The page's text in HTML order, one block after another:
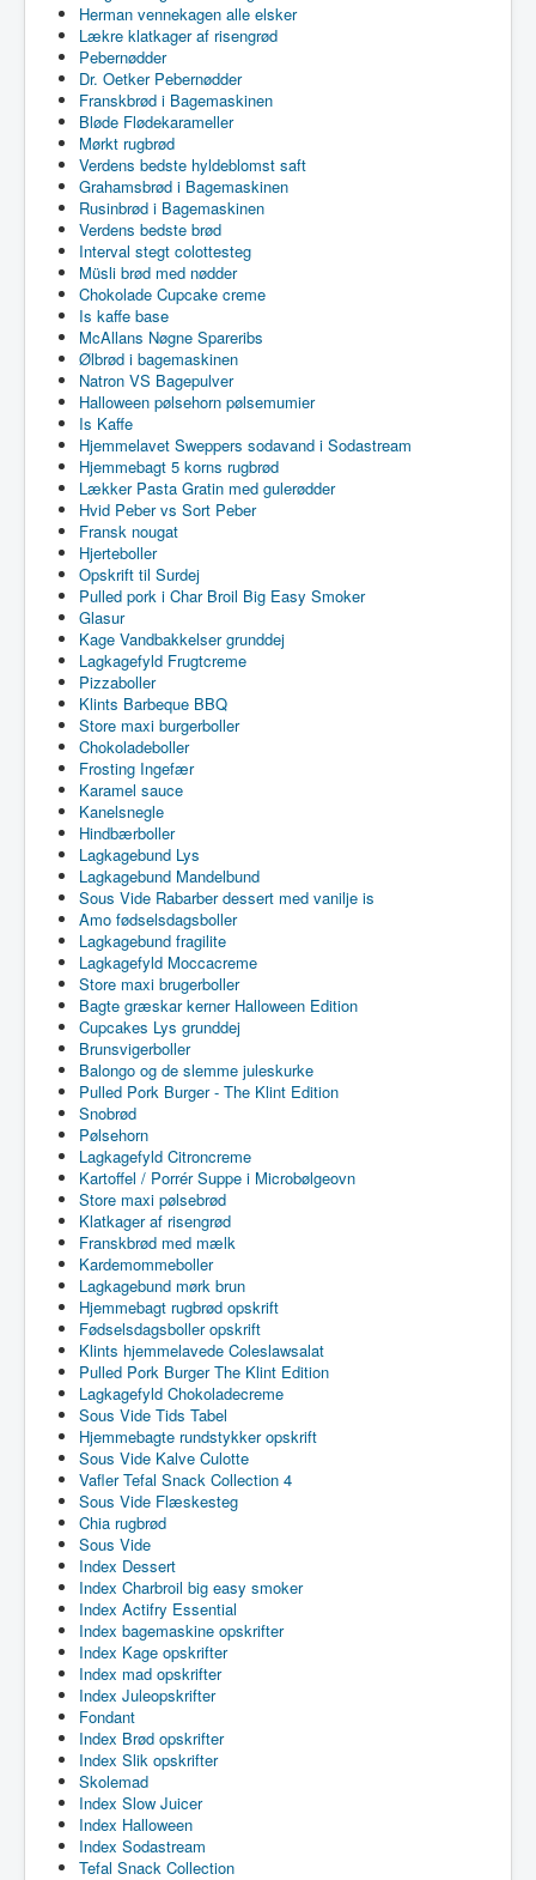
Herman vennekagen alle elsker
Lækre klatkager af risengrød
Pebernødder
Dr. Oetker Pebernødder
Franskbrød i Bagemaskinen
Bløde Flødekarameller
Mørkt rugbrød
Verdens bedste hyldeblomst saft
Grahamsbrød i Bagemaskinen
Rusinbrød i Bagemaskinen
Verdens bedste brød
Interval stegt colottesteg
Müsli brød med nødder
Chokolade Cupcake creme
Is kaffe base
McAllans Nøgne Spareribs
Ølbrød i bagemaskinen
Natron VS Bagepulver
Halloween pølsehorn pølsemumier
Is Kaffe
Hjemmelavet Sweppers sodavand i Sodastream
Hjemmebagt 5 korns rugbrød
Lækker Pasta Gratin med gulerødder
Hvid Peber vs Sort Peber
Fransk nougat
Hjerteboller
Opskrift til Surdej
Pulled pork i Char Broil Big Easy Smoker
Glasur
Kage Vandbakkelser grunddej
Lagkagefyld Frugtcreme
Pizzaboller
Klints Barbeque BBQ
Store maxi burgerboller
Chokoladeboller
Frosting Ingefær
Karamel sauce
Kanelsnegle
Hindbærboller
Lagkagebund Lys
Lagkagebund Mandelbund
Sous Vide Rabarber dessert med vanilje is
Amo fødselsdagsboller
Lagkagebund fragilite
Lagkagefyld Moccacreme
Store maxi brugerboller
Bagte græskar kerner Halloween Edition
Cupcakes Lys grunddej
Brunsvigerboller
Balongo og de slemme juleskurke
Pulled Pork Burger - The Klint Edition
Snobrød
Pølsehorn
Lagkagefyld Citroncreme
Kartoffel / Porrér Suppe i Microbølgeovn
Store maxi pølsebrød
Klatkager af risengrød
Franskbrød med mælk
Kardemommeboller
Lagkagebund mørk brun
Hjemmebagt rugbrød opskrift
Fødselsdagsboller opskrift
Klints hjemmelavede Coleslawsalat
Pulled Pork Burger The Klint Edition
Lagkagefyld Chokoladecreme
Sous Vide Tids Tabel
Hjemmebagte rundstykker opskrift
Sous Vide Kalve Culotte
Vafler Tefal Snack Collection 4
Sous Vide Flæskesteg
Chia rugbrød
Sous Vide
Index Dessert
Index Charbroil big easy smoker
Index Actifry Essential
Index bagemaskine opskrifter
Index Kage opskrifter
Index mad opskrifter
Index Juleopskrifter
Fondant
Index Brød opskrifter
Index Slik opskrifter
Skolemad
Index Slow Juicer
Index Halloween
Index Sodastream
Tefal Snack Collection